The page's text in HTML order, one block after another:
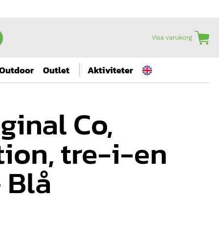
Visa varukorg
Outlet Aktiviteter
Co,
tre-i-en